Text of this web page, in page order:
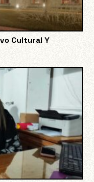
Cultural Y